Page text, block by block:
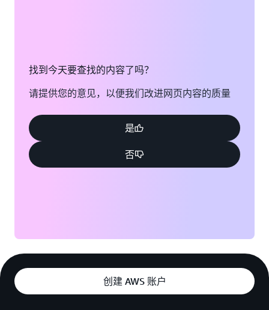
找到今天要查找的内容了吗？
请提供您的意见，以便我们改进网页内容的质量
是
否
创建 AWS 账户